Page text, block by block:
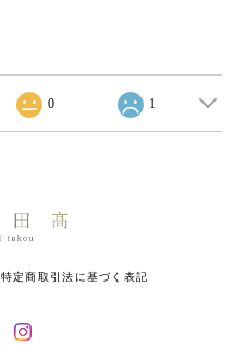
0 1
特定商取引法に基づく表記